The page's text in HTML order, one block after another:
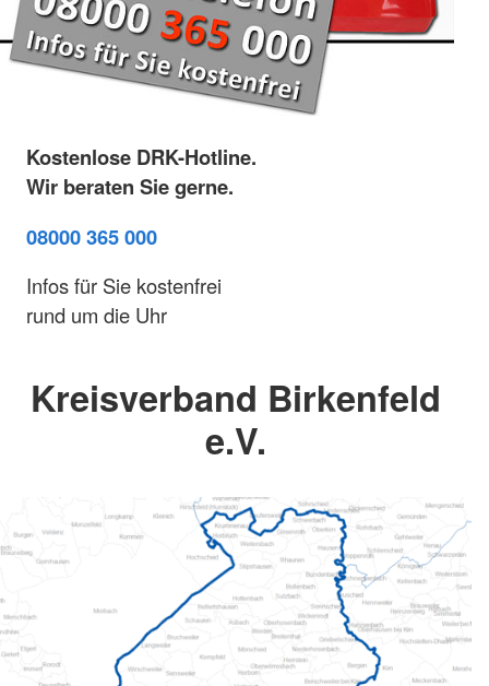
Kostenlose DRK-Hotline.
Wir beraten Sie gerne.
08000 365 000
Infos für Sie kostenfrei
rund um die Uhr
Kreisverband Birkenfeld
e.V.